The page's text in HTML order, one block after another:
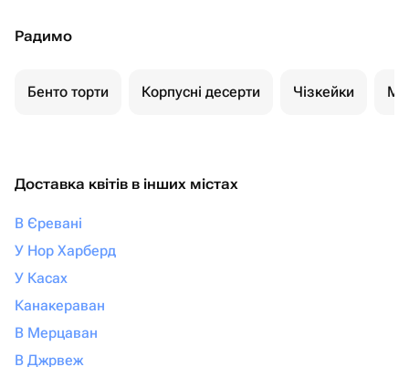
Радимо
Бенто торти Корпусні десерти Чізкейки
Доставка квітів в інших містах
В Єревані
У Нор Харберд
У Касах
Канакераван
В Мерцаван
В Джрвеж